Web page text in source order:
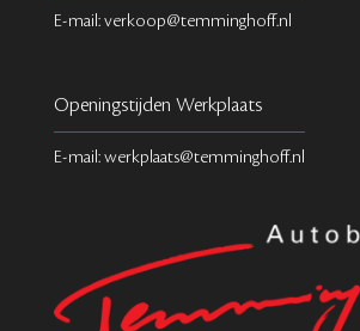
E-mail: verkoop@temminghoff.nl
Openingstijden Werkplaats
E-mail: werkplaats@temminghoff.nl